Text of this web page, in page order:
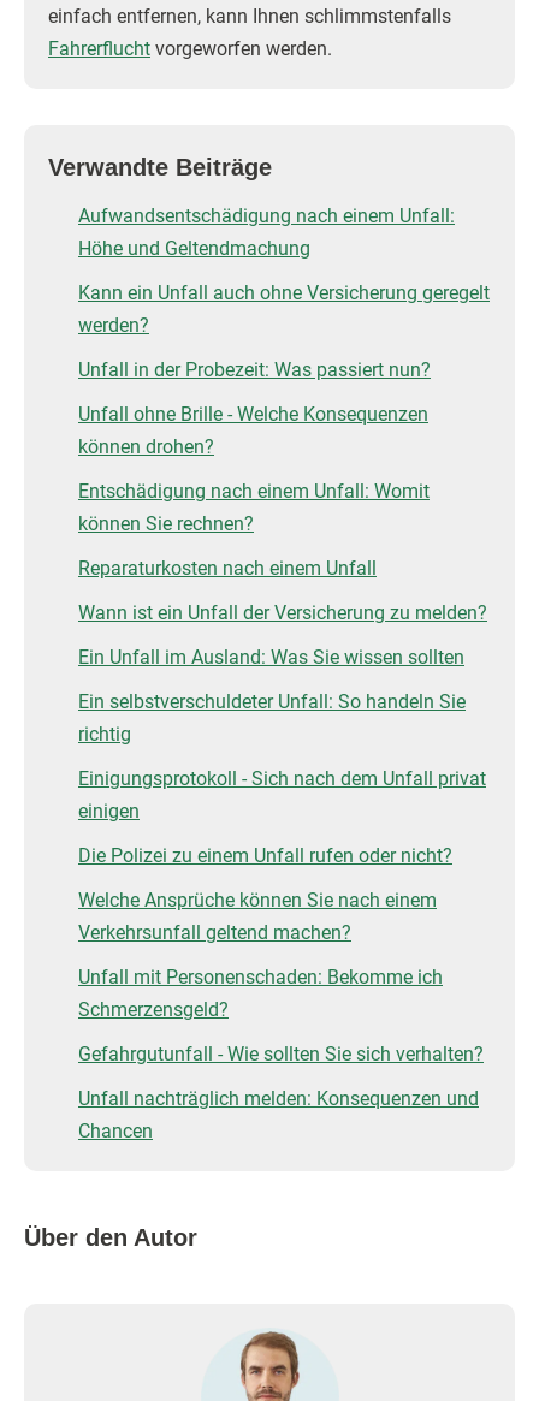
einfach entfernen, kann Ihnen schlimmstenfalls
Fahrerflucht vorgeworfen werden.
Verwandte Beiträge
Aufwandsentschädigung nach einem Unfall:
Höhe und Geltendmachung
Kann ein Unfall auch ohne Versicherung geregelt
werden?
Unfall in der Probezeit: Was passiert nun?
Unfall ohne Brille - Welche Konsequenzen
können drohen?
Entschädigung nach einem Unfall: Womit
können Sie rechnen?
Reparaturkosten nach einem Unfall
Wann ist ein Unfall der Versicherung zu melden?
Ein Unfall im Ausland: Was Sie wissen sollten
Ein selbstverschuldeter Unfall: So handeln Sie
richtig
Einigungsprotokoll - Sich nach dem Unfall privat
einigen
Die Polizei zu einem Unfall rufen oder nicht?
Welche Ansprüche können Sie nach einem
Verkehrsunfall geltend machen?
Unfall mit Personenschaden: Bekomme ich
Schmerzensgeld?
Gefahrgutunfall - Wie sollten Sie sich verhalten?
Unfall nachträglich melden: Konsequenzen und
Chancen
Über den Autor